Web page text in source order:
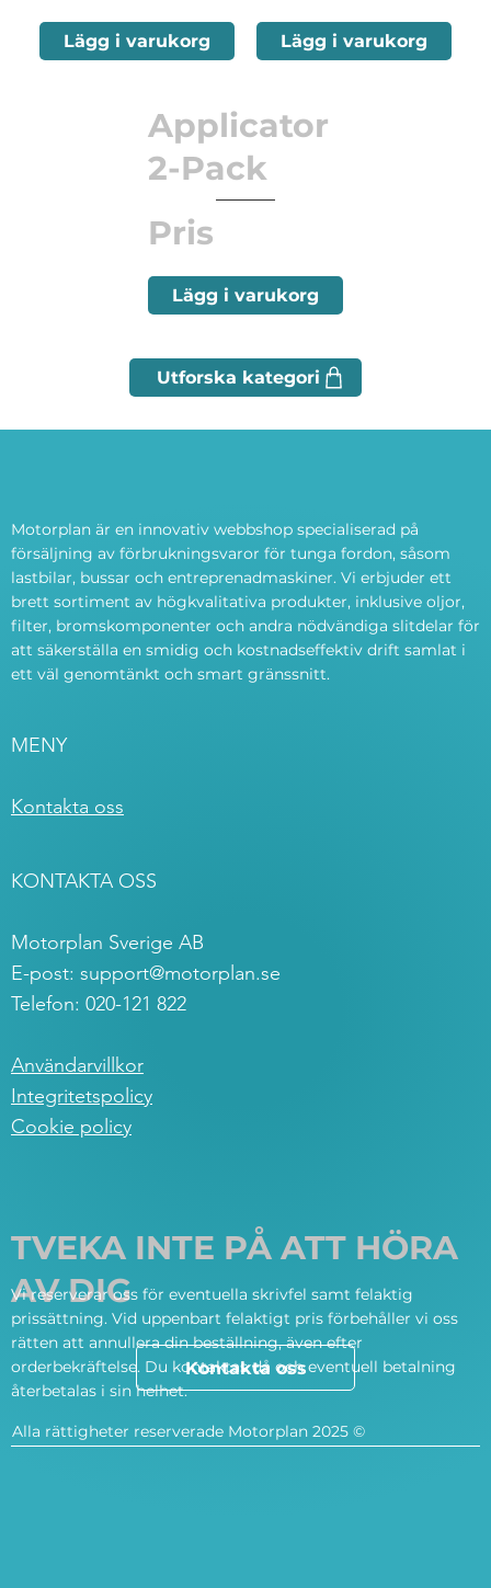
Lägg i varukorg Lägg i varukorg
Applicator
2-Pack
Pris
Lägg i varukorg
Motorplan är en innovativ webbshop specialiserad på
försäljning av förbrukningsvaror för tunga fordon, såsom
lastbilar, bussar och entreprenadmaskiner. Vi erbjuder ett
brett sortiment av högkvalitativa produkter, inklusive oljor,
filter, bromskomponenter och andra nödvändiga slitdelar för
att säkerställa en smidig och kostnadseffektiv drift samlat i
ett väl genomtänkt och smart gränssnitt.
MENY
Kontakta oss
KONTAKTA OSS
Motorplan Sverige AB
E-post: support@motorplan.se
Telefon: 020-121 822
Användarvillkor
Integritetspolicy
Cookie policy
TVEKA INTE PÅ ATT HÖRA
AV DIG
Kontakta oss
Vi reserverar oss för eventuella skrivfel samt felaktig
prissättning. Vid uppenbart felaktigt pris förbehåller vi oss
rätten att annullera din beställning, även efter
orderbekräftelse. Du kontaktas då och eventuell betalning
återbetalas i sin helhet.
Alla rättigheter reserverade Motorplan 2025 ©